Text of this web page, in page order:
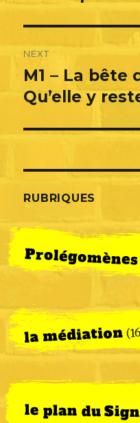
NEXT
Next
post:
M1 – La bête
Qu’elle y
RUBRIQUES
Prolégomènes
la médiation
le plan du